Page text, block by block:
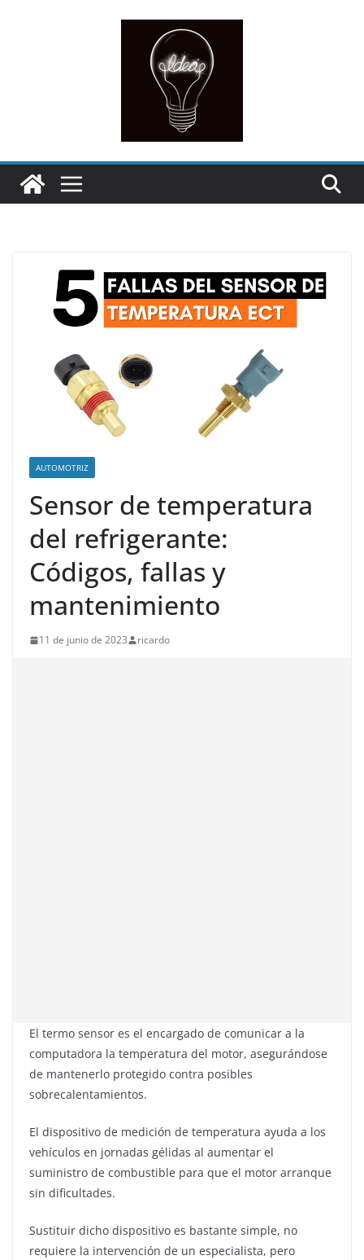
AUTOMOTRIZ
Sensor de temperatura
del refrigerante:
Códigos, fallas y
mantenimiento
11 de junio de 2023 ricardo
El termo sensor es el encargado de comunicar a la
computadora la temperatura del motor, asegurándose
de mantenerlo protegido contra posibles
sobrecalentamientos.
El dispositivo de medición de temperatura ayuda a los
vehículos en jornadas gélidas al aumentar el
suministro de combustible para que el motor arranque
sin dificultades.
Sustituir dicho dispositivo es bastante simple, no
requiere la intervención de un especialista, pero